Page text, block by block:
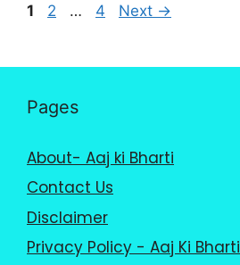
1 2 … 4 Next →
Pages
About- Aaj ki Bharti
Contact Us
Disclaimer
Privacy Policy - Aaj Ki Bharti